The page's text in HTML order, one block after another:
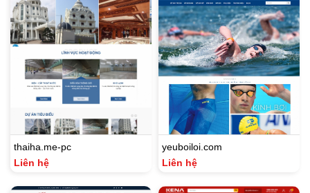
thaiha.me-pc
Liên hệ
yeuboiloi.com
Liên hệ